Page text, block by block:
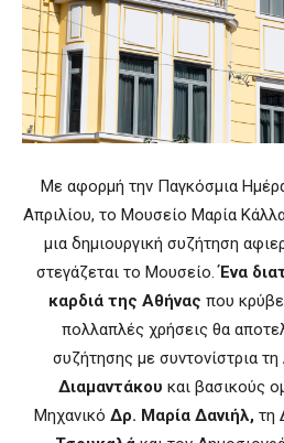
Με αφορμή την Παγκόσμια
Απριλίου, το Μουσείο Μαρία
μια δημιουργική συζήτηση
στεγάζεται το Μουσείο.Ένα
καρδιά της Αθήνας που
πολλαπλές χρήσεις θα
συζήτησης με συντονίστρια
Διαμαντάκου και βασικούς
Μηχανικό Δρ. Μαρία Δανιήλ, τη